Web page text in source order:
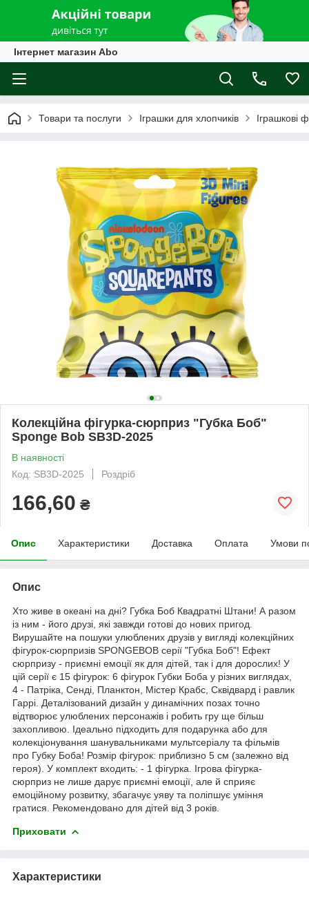
Інтернет магазин Abo
Товари та послуги Іграшки для хлопчиків Іграшкові
Колекційна фігурка-сюрприз "Губка Боб"
Sponge Bob SB3D-2025
В наявності
Код: SB3D-2025
Роздріб
166,60 ₴
Опис Характеристики Доставка Оплата Умови
Опис
Хто живе в океані на дні? Губка Боб Квадратні Штани! А разом
із ним - його друзі, які завжди готові до нових пригод.
Вирушайте на пошуки улюблених друзів у вигляді колекційних
фігурок-сюрпризів SPONGEBOB серії "Губка Боб"! Ефект
сюрпризу - приємні емоції як для дітей, так і для дорослих! У
цій серії є 15 фігурок: 6 фігурок Губки Боба у різних виглядах,
4 - Патріка, Сенді, Планктон, Містер Крабс, Сквідвард і равлик
Гаррі. Деталізований дизайн у динамічних позах точно
відтворює улюблених персонажів і робить гру ще більш
захопливою. Ідеально підходить для подарунка або для
колекціонування шанувальниками мультсеріалу та фільмів
про Губку Боба! Розмір фігурок: приблизно 5 см (залежно від
героя). У комплект входить: - 1 фігурка. Ігрова фігурка-
сюрприз не лише дарує приємні емоції, але й сприяє
емоційному розвитку, збагачує уяву та поліпшує уміння
гратися. Рекомендовано для дітей від 3 років.
Приховати
Характеристики